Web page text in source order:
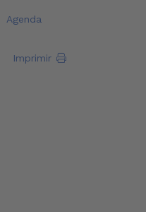
Agenda
Imprimir